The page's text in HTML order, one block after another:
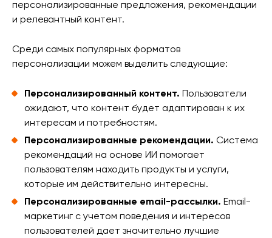
персонализированные предложения, рекомендации
и релевантный контент.
Среди самых популярных форматов
персонализации можем выделить следующие:
Персонализированный контент. Пользователи
ожидают, что контент будет адаптирован к их
интересам и потребностям.
Персонализированные рекомендации. Система
рекомендаций на основе ИИ помогает
пользователям находить продукты и услуги,
которые им действительно интересны.
Персонализированные email-рассылки. Email-
маркетинг с учетом поведения и интересов
пользователей дает значительно лучшие